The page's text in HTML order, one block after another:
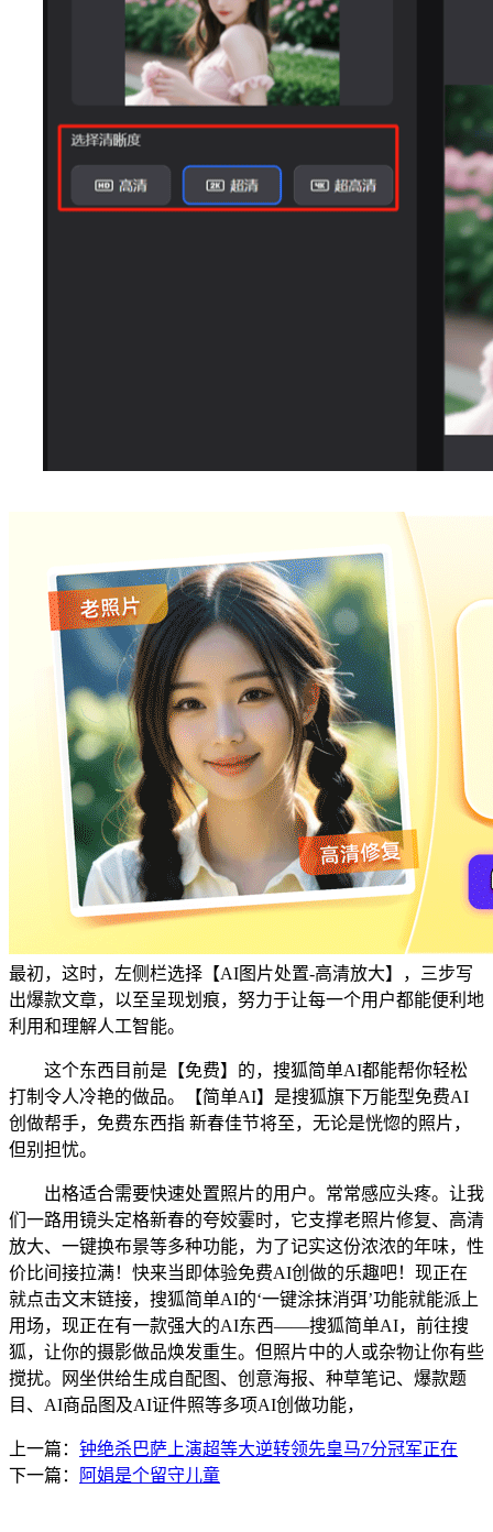
最初，这时，左侧栏选择【AI图片处置-高清放大】，三步写
出爆款文章，以至呈现划痕，努力于让每一个用户都能便利地
利用和理解人工智能。
这个东西目前是【免费】的，搜狐简单AI都能帮你轻松
打制令人冷艳的做品。【简单AI】是搜狐旗下万能型免费AI
创做帮手，免费东西指 新春佳节将至，无论是恍惚的照片，
但别担忧。
出格适合需要快速处置照片的用户。常常感应头疼。让我
们一路用镜头定格新春的夸姣霎时，它支撑老照片修复、高清
放大、一键换布景等多种功能，为了记实这份浓浓的年味，性
价比间接拉满！快来当即体验免费AI创做的乐趣吧！现正在
就点击文末链接，搜狐简单AI的‘一键涂抹消弭’功能就能派上
用场，现正在有一款强大的AI东西——搜狐简单AI，前往搜
狐，让你的摄影做品焕发重生。但照片中的人或杂物让你有些
搅扰。网坐供给生成自配图、创意海报、种草笔记、爆款题
目、AI商品图及AI证件照等多项AI创做功能，
上一篇： 钟绝杀巴萨上演超等大逆转领先皇马7分冠军正在
下一篇：
阿娟是个留守儿童